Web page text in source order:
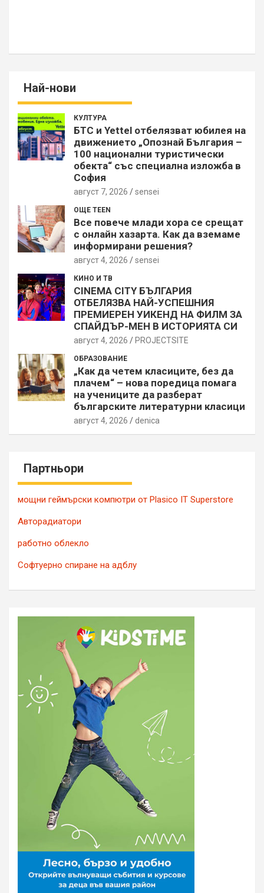
Най-нови
КУЛТУРА
БТС и Yettel отбелязват юбилея на
движението „Опознай България –
100 национални туристически
обекта“ със специална изложба в
София
август 7, 2026 sensei
ОЩЕ TEEN
Все повече млади хора се срещат
с онлайн хазарта. Как да вземаме
информирани решения?
август 4, 2026 sensei
КИНО И ТВ
CINEMA CITY БЪЛГАРИЯ
ОТБЕЛЯЗВА НАЙ-УСПЕШНИЯ
ПРЕМИЕРЕН УИКЕНД НА ФИЛМ ЗА
СПАЙДЪР-МЕН В ИСТОРИЯТА СИ
август 4, 2026 PROJECTSITЕ
ОБРАЗОВАНИЕ
„Как да четем класиците, без да
плачем“ – нова поредица помага
на учениците да разберат
българските литературни класици
август 4, 2026 denica
Партньори
мощни геймърски компютри от Plasico IT Superstore
Авторадиатори
работно облекло
Софтуерно спиране на адблу